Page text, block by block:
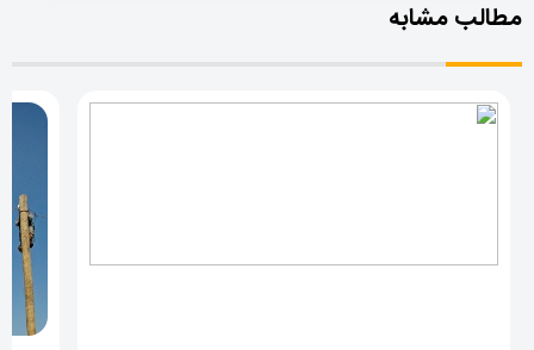
مطالب مشابه